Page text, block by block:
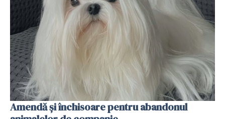
Amendă și închisoare pentru abandonul